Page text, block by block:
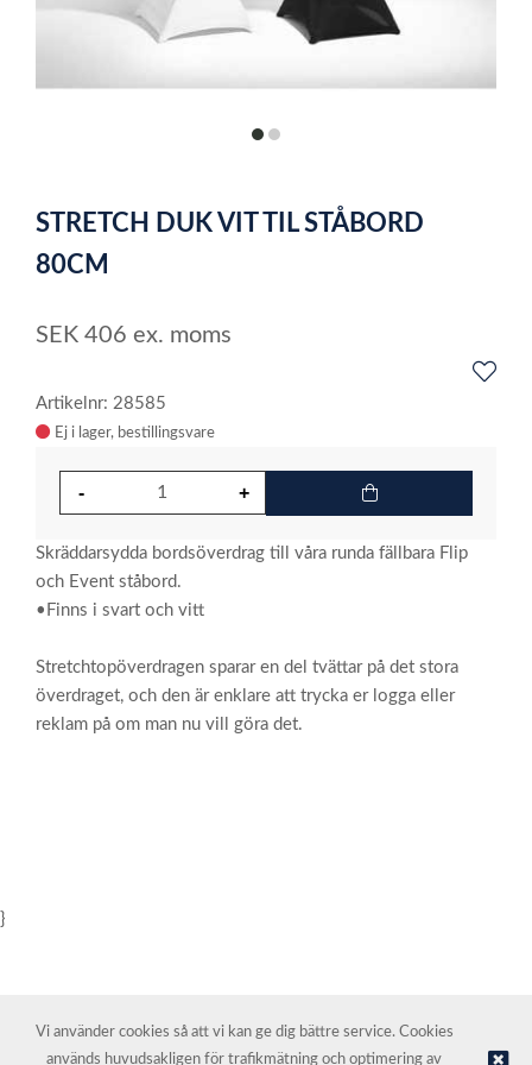
itemitem
of
2
STRETCH DUK VIT TIL STÅBORD
80CM
SEK 406 ex. moms
Artikelnr: 28585
Ej i lager
Skräddarsydda bordsöverdrag till våra runda fällbara Flip
och Event ståbord.
•Finns i svart och vitt
Stretchtopöverdragen sparar en del tvättar på det stora
överdraget, och den är enklare att trycka er logga eller
reklam på om man nu vill göra det.
}
Vi använder cookies så att vi kan ge dig bättre service. Cookies
används huvudsakligen för trafikmätning och optimering av